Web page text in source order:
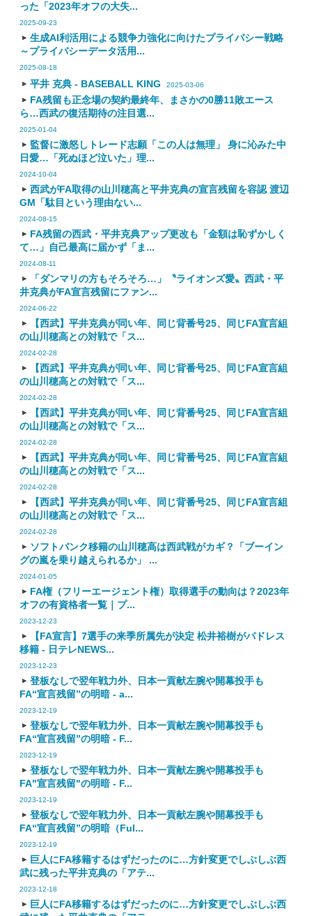
った「2023年オフの大失...
2025-09-23
生成AI利活用による競争力強化に向けたプライバシー戦略
～プライバシーデータ活用...
2025-08-18
平井 克典 - BASEBALL KING 2025-03-06
FA残留も正念場の契約最終年、まさかの0勝11敗エース
ら…西武の復活期待の注目選...
2025-01-04
監督に激怒しトレード志願「この人は無理」 身に沁みた中
日愛…「死ぬほど泣いた」理...
2024-10-04
西武がFA取得の山川穂高と平井克典の宣言残留を容認 渡辺
GM「駄目という理由ない...
2024-08-15
FA残留の西武・平井克典アップ更改も「金額は恥ずかしく
て…」自己最高に届かず「ま...
2024-08-11
「ダンマリの方もそろそろ…」〝ライオンズ愛〟西武・平
井克典がFA宣言残留にファン...
2024-06-22
【西武】平井克典が同い年、同じ背番号25、同じFA宣言組
の山川穂高との対戦で「ス...
2024-02-28
【西武】平井克典が同い年、同じ背番号25、同じFA宣言組
の山川穂高との対戦で「ス...
2024-02-28
【西武】平井克典が同い年、同じ背番号25、同じFA宣言組
の山川穂高との対戦で「ス...
2024-02-28
【西武】平井克典が同い年、同じ背番号25、同じFA宣言組
の山川穂高との対戦で「ス...
2024-02-28
【西武】平井克典が同い年、同じ背番号25、同じFA宣言組
の山川穂高との対戦で「ス...
2024-02-28
ソフトバンク移籍の山川穂高は西武戦がカギ？「ブーイン
グの嵐を乗り越えられるか」 ...
2024-01-05
FA権（フリーエージェント権）取得選手の動向は？2023年
オフの有資格者一覧｜プ...
2023-12-23
【FA宣言】7選手の来季所属先が決定 松井裕樹がパドレス
移籍 - 日テレNEWS...
2023-12-23
登板なしで翌年戦力外、日本一貢献左腕や開幕投手も
FA“宣言残留”の明暗 - a...
2023-12-19
登板なしで翌年戦力外、日本一貢献左腕や開幕投手も
FA“宣言残留”の明暗 - F...
2023-12-19
登板なしで翌年戦力外、日本一貢献左腕や開幕投手も
FA"宣言残留"の明暗 - F...
2023-12-19
登板なしで翌年戦力外、日本一貢献左腕や開幕投手も
FA“宣言残留”の明暗（Ful...
2023-12-19
巨人にFA移籍するはずだったのに…方針変更でしぶしぶ西
武に残った平井克典の「アテ...
2023-12-18
巨人にFA移籍するはずだったのに…方針変更でしぶしぶ西